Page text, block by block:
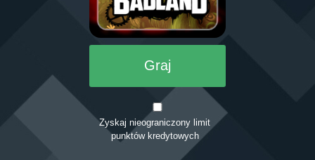
Graj
Zyskaj nieograniczony limit
punktów kredytowych
Gry strategiczne